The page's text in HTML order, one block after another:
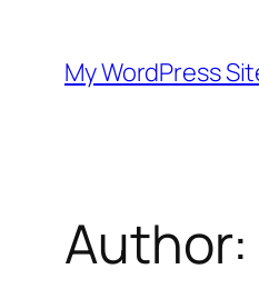
content
My WordPress
Author: